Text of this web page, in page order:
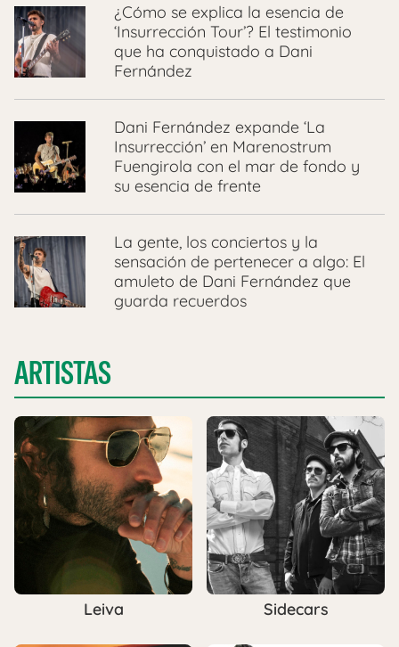
¿Cómo se explica la esencia de
‘Insurrección Tour’? El testimonio
que ha conquistado a Dani
Fernández
Dani Fernández expande ‘La
Insurrección’ en Marenostrum
Fuengirola con el mar de fondo y
su esencia de frente
La gente, los conciertos y la
sensación de pertenecer a algo: El
amuleto de Dani Fernández que
guarda recuerdos
ARTISTAS
Leiva Sidecars